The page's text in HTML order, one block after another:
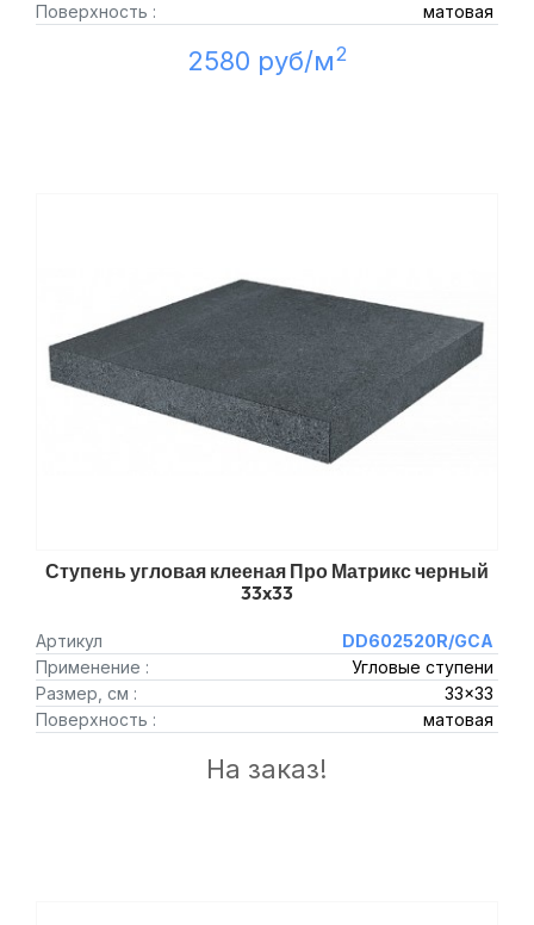
Поверхность :
матовая
2580 руб/м2
Ступень угловая клееная Про Матрикс черный
33x33
Артикул
DD602520R/GCA
Применение :
Угловые ступени
Размер, см :
33x33
Поверхность :
матовая
На заказ!